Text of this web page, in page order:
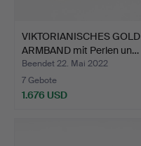
VIKTORIANISCHES GOLD
ARMBAND mit Perlen un…
Beendet 22. Mai 2022
7 Gebote
1.676 USD